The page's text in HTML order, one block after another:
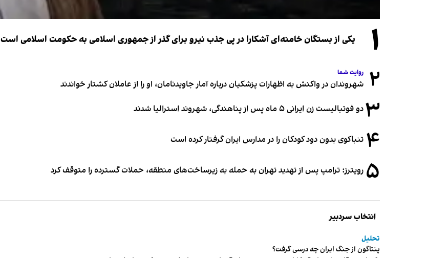
۱ یکی از بستگان خامنه‌ای آشکارا در پی جذب نیرو برای گذر از جمهوری اسلامی به حکومت اسلامی است
۲ روایت شما
شهروندان در واکنش به اظهارات پزشکیان درباره آمار جاویدنامان، او را از عاملان کشتار خواندند
۳دو فوتبالیست زن ایرانی ۵ ماه پس از پناهندگی، شهروند استرالیا شدند
۴ تنباکوی بدون دود کودکان را در مدارس ایران گرفتار کرده است
۵ رویترز: ترامپ پس از تهدید تهران به حمله به زیرساخت‌های منطقه، حملات گسترده را متوقف کرد
انتخاب سردبیر
تحلیل
پنتاگون از جنگ ایران چه درسی گرفت؟